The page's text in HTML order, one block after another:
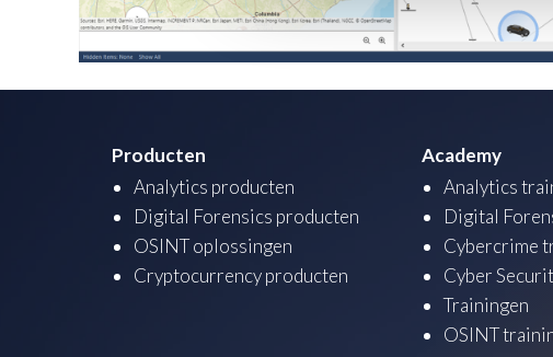
Producten
Analytics producten
Digital Forensics producten
OSINT oplossingen
Cryptocurrency producten
Academy
Analytics
Digital
Cybercrime
Cyber
Trainingen
OSINT